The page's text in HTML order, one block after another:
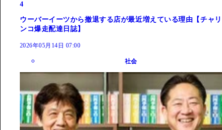
4
ウーバーイーツから撤退する店が最近増えている理由【チャリ
ンコ爆走配達日誌】
2026年05月14日 07:00
社会